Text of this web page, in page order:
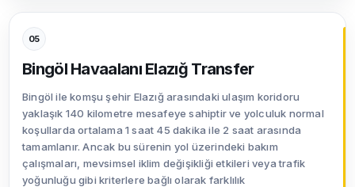
05
Bingöl Havaalanı Elazığ Transfer
Bingöl ile komşu şehir Elazığ arasındaki ulaşım koridoru
yaklaşık 140 kilometre mesafeye sahiptir ve yolculuk normal
koşullarda ortalama 1 saat 45 dakika ile 2 saat arasında
tamamlanır. Ancak bu sürenin yol üzerindeki bakım
çalışmaları, mevsimsel iklim değişikliği etkileri veya trafik
yoğunluğu gibi kriterlere bağlı olarak farklılık